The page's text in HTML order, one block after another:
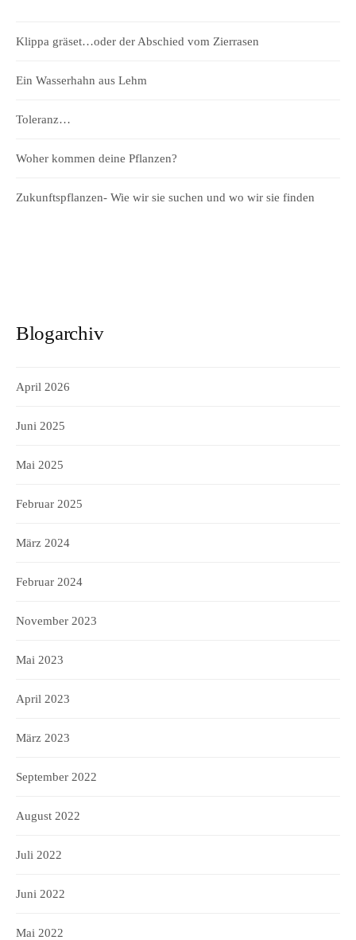
Klippa gräset…oder der Abschied vom Zierrasen
Ein Wasserhahn aus Lehm
Toleranz…
Woher kommen deine Pflanzen?
Zukunftspflanzen- Wie wir sie suchen und wo wir sie finden
Blogarchiv
April 2026
Juni 2025
Mai 2025
Februar 2025
März 2024
Februar 2024
November 2023
Mai 2023
April 2023
März 2023
September 2022
August 2022
Juli 2022
Juni 2022
Mai 2022